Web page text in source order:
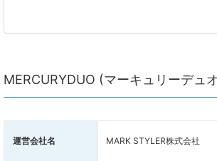
MERCURYDUO (マーキュリーデュ
運営会社名 MARK STYLER株式会社